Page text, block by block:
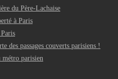
du Père-Lachaise
à Paris
des passages couverts parisiens !
métro parisien